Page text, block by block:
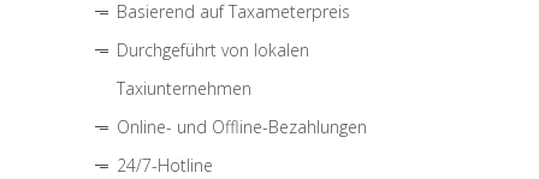
Basierend auf Taxameterpreis
Durchgeführt von lokalen
Taxiunternehmen
Online- und Offline-Bezahlungen
24/7-Hotline